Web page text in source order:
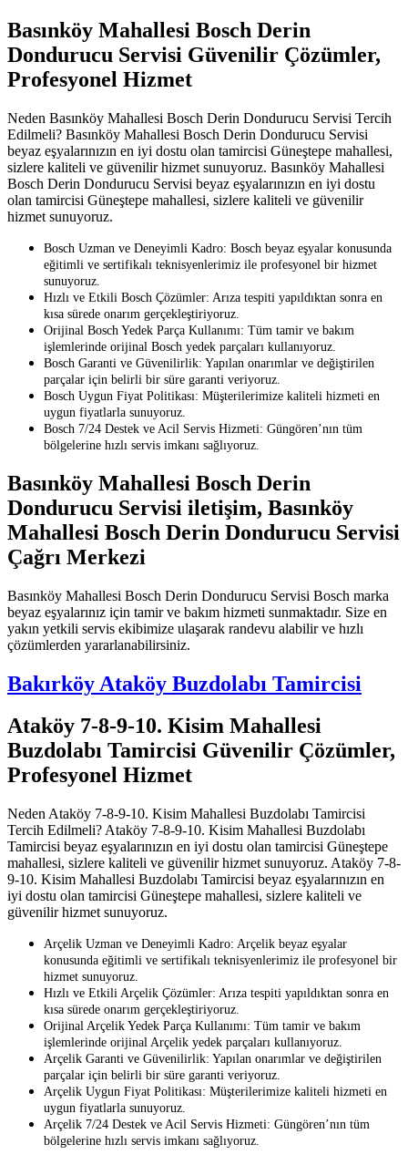
Basınköy Mahallesi Bosch Derin
Dondurucu Servisi Güvenilir Çözümler,
Profesyonel Hizmet
Neden Basınköy Mahallesi Bosch Derin Dondurucu Servisi Tercih
Edilmeli? Basınköy Mahallesi Bosch Derin Dondurucu Servisi
beyaz eşyalarınızın en iyi dostu olan tamircisi Güneştepe mahallesi,
sizlere kaliteli ve güvenilir hizmet sunuyoruz. Basınköy Mahallesi
Bosch Derin Dondurucu Servisi beyaz eşyalarınızın en iyi dostu
olan tamircisi Güneştepe mahallesi, sizlere kaliteli ve güvenilir
hizmet sunuyoruz.
Bosch Uzman ve Deneyimli Kadro: Bosch beyaz eşyalar konusunda
eğitimli ve sertifikalı teknisyenlerimiz ile profesyonel bir hizmet
sunuyoruz.
Hızlı ve Etkili Bosch Çözümler: Arıza tespiti yapıldıktan sonra en
kısa sürede onarım gerçekleştiriyoruz.
Orijinal Bosch Yedek Parça Kullanımı: Tüm tamir ve bakım
işlemlerinde orijinal Bosch yedek parçaları kullanıyoruz.
Bosch Garanti ve Güvenilirlik: Yapılan onarımlar ve değiştirilen
parçalar için belirli bir süre garanti veriyoruz.
Bosch Uygun Fiyat Politikası: Müşterilerimize kaliteli hizmeti en
uygun fiyatlarla sunuyoruz.
Bosch 7/24 Destek ve Acil Servis Hizmeti: Güngören’nın tüm
bölgelerine hızlı servis imkanı sağlıyoruz.
Basınköy Mahallesi Bosch Derin
Dondurucu Servisi iletişim, Basınköy
Mahallesi Bosch Derin Dondurucu Servisi
Çağrı Merkezi
Basınköy Mahallesi Bosch Derin Dondurucu Servisi Bosch marka
beyaz eşyalarınız için tamir ve bakım hizmeti sunmaktadır. Size en
yakın yetkili servis ekibimize ulaşarak randevu alabilir ve hızlı
çözümlerden yararlanabilirsiniz.
Bakırköy Ataköy Buzdolabı Tamircisi
Ataköy 7-8-9-10. Kisim Mahallesi
Buzdolabı Tamircisi Güvenilir Çözümler,
Profesyonel Hizmet
Neden Ataköy 7-8-9-10. Kisim Mahallesi Buzdolabı Tamircisi
Tercih Edilmeli? Ataköy 7-8-9-10. Kisim Mahallesi Buzdolabı
Tamircisi beyaz eşyalarınızın en iyi dostu olan tamircisi Güneştepe
mahallesi, sizlere kaliteli ve güvenilir hizmet sunuyoruz. Ataköy 7-8-
9-10. Kisim Mahallesi Buzdolabı Tamircisi beyaz eşyalarınızın en
iyi dostu olan tamircisi Güneştepe mahallesi, sizlere kaliteli ve
güvenilir hizmet sunuyoruz.
Arçelik Uzman ve Deneyimli Kadro: Arçelik beyaz eşyalar
konusunda eğitimli ve sertifikalı teknisyenlerimiz ile profesyonel bir
hizmet sunuyoruz.
Hızlı ve Etkili Arçelik Çözümler: Arıza tespiti yapıldıktan sonra en
kısa sürede onarım gerçekleştiriyoruz.
Orijinal Arçelik Yedek Parça Kullanımı: Tüm tamir ve bakım
işlemlerinde orijinal Arçelik yedek parçaları kullanıyoruz.
Arçelik Garanti ve Güvenilirlik: Yapılan onarımlar ve değiştirilen
parçalar için belirli bir süre garanti veriyoruz.
Arçelik Uygun Fiyat Politikası: Müşterilerimize kaliteli hizmeti en
uygun fiyatlarla sunuyoruz.
Arçelik 7/24 Destek ve Acil Servis Hizmeti: Güngören’nın tüm
bölgelerine hızlı servis imkanı sağlıyoruz.